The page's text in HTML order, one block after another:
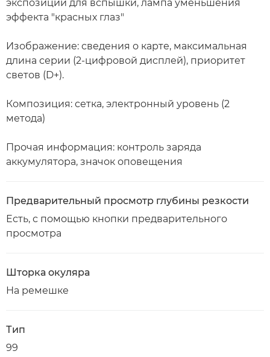
экспозиции для вспышки, лампа уменьшения
эффекта "красных глаз"
Изображение: сведения о карте, максимальная
длина серии (2-цифровой дисплей), приоритет
светов (D+).
Композиция: сетка, электронный уровень (2
метода)
Прочая информация: контроль заряда
аккумулятора, значок оповещения
Предварительный просмотр глубины резкости
Есть, с помощью кнопки предварительного
просмотра
Шторка окуляра
На ремешке
Тип
99